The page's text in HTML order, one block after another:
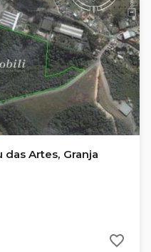
Artes, Granja